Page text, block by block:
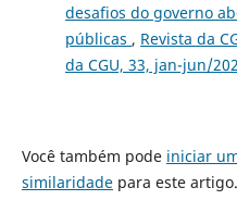
desafios do governo
públicas , Revista da
da CGU, 33, jan-jun/
Você também pode iniciar
similaridadepara este artigo.